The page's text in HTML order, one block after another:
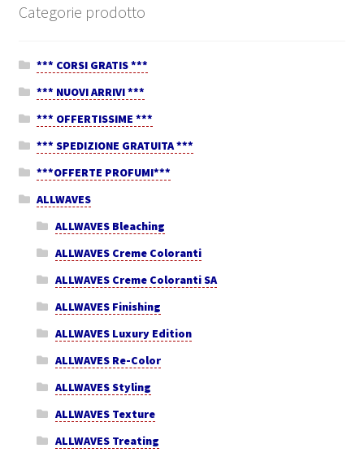
Categorie prodotto
*** CORSI GRATIS ***
*** NUOVI ARRIVI ***
*** OFFERTISSIME ***
*** SPEDIZIONE GRATUITA ***
***OFFERTE PROFUMI***
ALLWAVES
ALLWAVES Bleaching
ALLWAVES Creme Coloranti
ALLWAVES Creme Coloranti SA
ALLWAVES Finishing
ALLWAVES Luxury Edition
ALLWAVES Re-Color
ALLWAVES Styling
ALLWAVES Texture
ALLWAVES Treating